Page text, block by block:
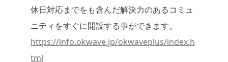
休日対応までをも含んだ解決力のあるコミュ
ニティをすぐに開設する事ができます。
https://info.okwave.jp/okwaveplus/index.h
tml